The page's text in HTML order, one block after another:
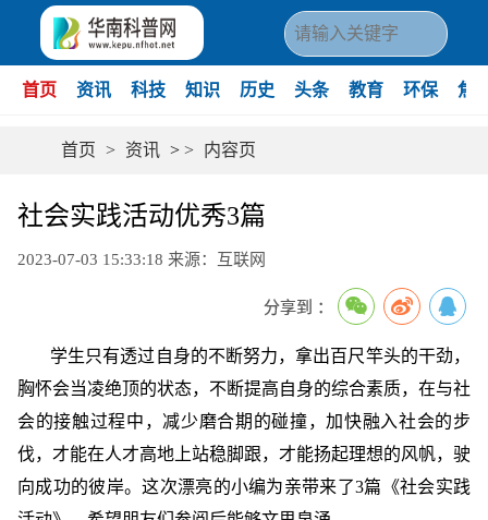
首页 资讯 科技 知识 历史 头条 教育 环保 焦
首页 > 资讯 > > 内容页
社会实践活动优秀3篇
2023-07-03 15:33:18 来源：互联网
分享到 ：
学生只有透过自身的不断努力，拿出百尺竿头的干劲，
胸怀会当凌绝顶的状态，不断提高自身的综合素质，在与社
会的接触过程中，减少磨合期的碰撞，加快融入社会的步
伐，才能在人才高地上站稳脚跟，才能扬起理想的风帆，驶
向成功的彼岸。这次漂亮的小编为亲带来了3篇《社会实践